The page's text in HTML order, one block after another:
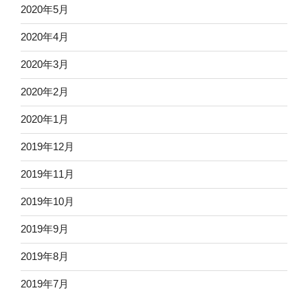
2020年5月
2020年4月
2020年3月
2020年2月
2020年1月
2019年12月
2019年11月
2019年10月
2019年9月
2019年8月
2019年7月